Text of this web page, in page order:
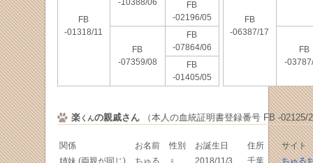
FB
-01318/11
-10388/06
FB
-02196/05
FB
-07359/08
FB
-07864/06
FB
-01405/05
FB
-06387/17
FB
-
楽くんの親戚さん（本人の血統証明書登録番号 FB -02125/
関係 お名前 性別 お誕生日 住所
サイト
姉妹 (両親が同じ)
ちゅる ♀ 2018/11/3 千葉 ちゅる